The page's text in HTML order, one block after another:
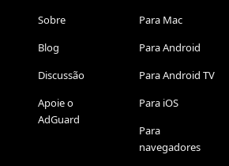
Sobre
Blog
Discussão
Apoie o
AdGuard
Para Mac
Para Android
Para Android TV
Para iOS
Para
navegadores